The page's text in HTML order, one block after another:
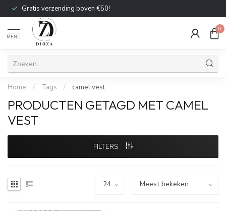
Gratis verzending boven €50!
MENU
0
Home / Tags / camel vest
PRODUCTEN GETAGD MET CAMEL
VEST
FILTERS